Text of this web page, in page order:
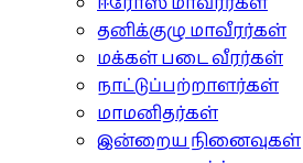
தனிக்குழு மாவீரர்கள்
மக்கள் படை வீரர்கள்
நாட்டுப்பற்றாளர்கள்
மாமனிதர்கள்
இன்றைய நினைவுகள்